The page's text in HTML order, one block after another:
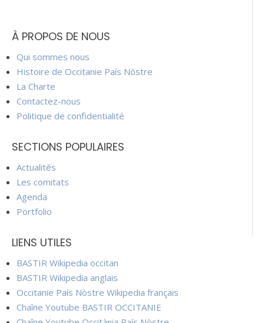
À PROPOS DE NOUS
Qui sommes nous
Histoire de Occitanie País Nòstre
La Charte
Contactez-nous
Politique de confidentialité
SECTIONS POPULAIRES
Actualités
Les comitats
Agenda
Portfolio
LIENS UTILES
BASTIR Wikipedia occitan
BASTIR Wikipedia anglais
Occitanie País Nòstre Wikipedia français
Chaîne Youtube BASTIR OCCITANIE